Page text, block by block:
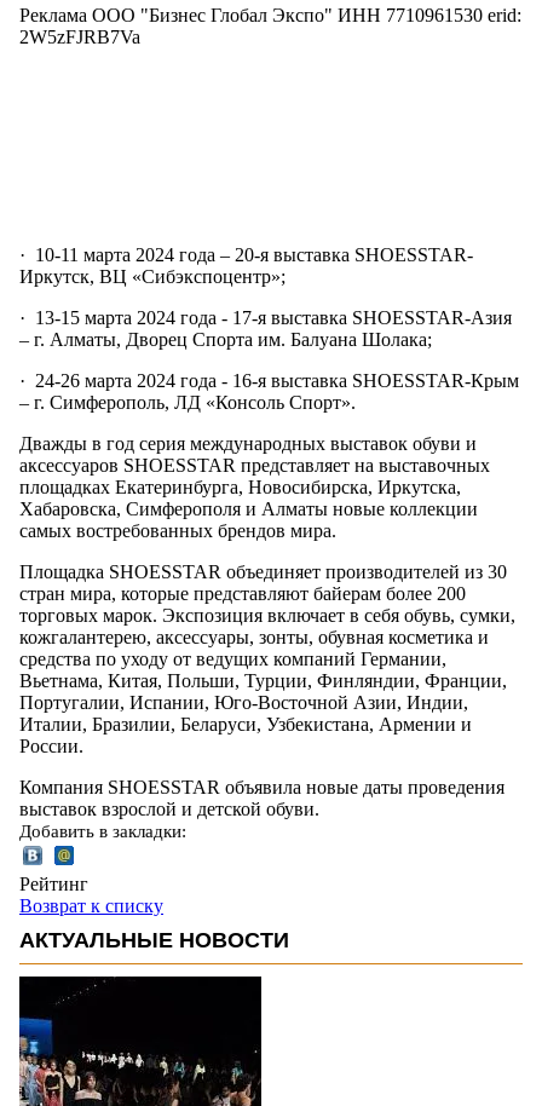
Реклама ООО "Бизнес Глобал Экспо" ИНН 7710961530 erid:
2W5zFJRB7Va
· 10-11 марта 2024 года – 20-я выставка SHOESSTAR-
Иркутск, ВЦ «Сибэкспоцентр»;
· 13-15 марта 2024 года - 17-я выставка SHOESSTAR-Азия
– г. Алматы, Дворец Спорта им. Балуана Шолака;
· 24-26 марта 2024 года - 16-я выставка SHOESSTAR-Крым
– г. Симферополь, ЛД «Консоль Спорт».
Дважды в год серия международных выставок обуви и
аксессуаров SHOESSTAR представляет на выставочных
площадках Екатеринбурга, Новосибирска, Иркутска,
Хабаровска, Симферополя и Алматы новые коллекции
самых востребованных брендов мира.
Площадка SHOESSTAR объединяет производителей из 30
стран мира, которые представляют байерам более 200
торговых марок. Экспозиция включает в себя обувь, сумки,
кожгалантерею, аксессуары, зонты, обувная косметика и
средства по уходу от ведущих компаний Германии,
Вьетнама, Китая, Польши, Турции, Финляндии, Франции,
Португалии, Испании, Юго-Восточной Азии, Индии,
Италии, Бразилии, Беларуси, Узбекистана, Армении и
России.
Компания SHOESSTAR объявила новые даты проведения
выставок взрослой и детской обуви.
Добавить в закладки:
Рейтинг
Возврат к списку
АКТУАЛЬНЫЕ НОВОСТИ